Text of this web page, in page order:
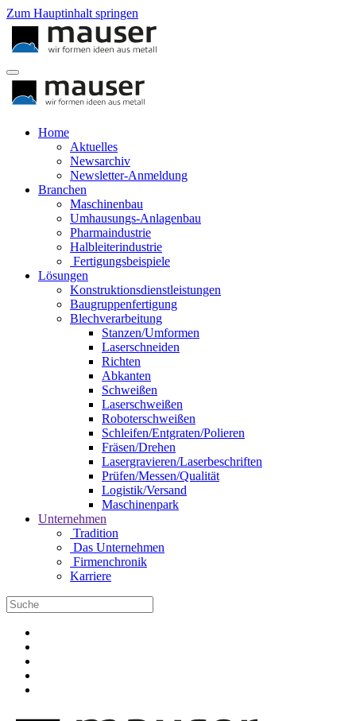
Zum Hauptinhalt springen
Home
Aktuelles
Newsarchiv
Newsletter-Anmeldung
Branchen
Maschinenbau
Umhausungs-Anlagenbau
Pharmaindustrie
Halbleiterindustrie
Fertigungsbeispiele
Lösungen
Konstruktionsdienstleistungen
Baugruppenfertigung
Blechverarbeitung
Stanzen/Umformen
Laserschneiden
Richten
Abkanten
Schweißen
Laserschweißen
Roboterschweißen
Schleifen/Entgraten/Polieren
Fräsen/Drehen
Lasergravieren/Laserbeschriften
Prüfen/Messen/Qualität
Logistik/Versand
Maschinenpark
Unternehmen
Tradition
Das Unternehmen
Firmenchronik
Karriere